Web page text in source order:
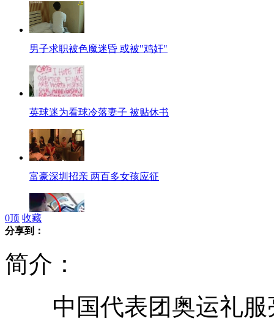
男子求职被色魔迷昏 或被"鸡奸"
英球迷为看球冷落妻子 被贴休书
富豪深圳招亲 两百多女孩应征
美国单身男女凭气味交朋友
0顶 收藏
分享到：
简介：
中国代表团奥运礼服